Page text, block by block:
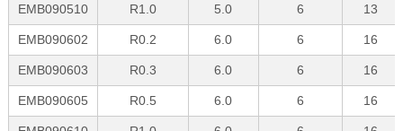
EMB090510 R1.0 5.0 6 13
EMB090602 R0.2 6.0 6 16
EMB090603 R0.3 6.0 6 16
EMB090605 R0.5 6.0 6 16